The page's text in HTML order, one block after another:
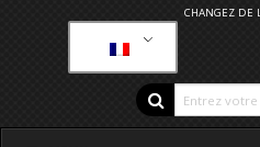
CHANGEZ DE